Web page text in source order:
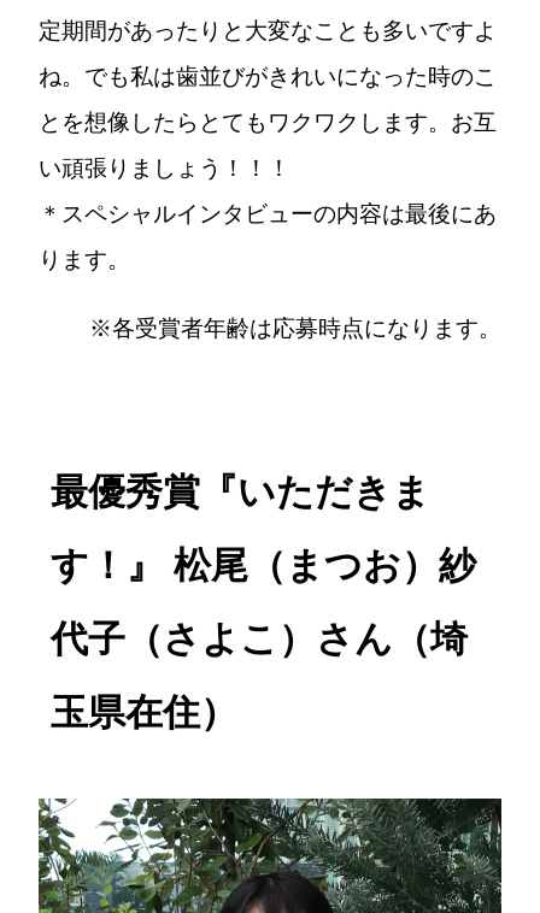
定期間があったりと大変なことも多いですよ
ね。でも私は歯並びがきれいになった時のこ
とを想像したらとてもワクワクします。お互
い頑張りましょう！！！
＊スペシャルインタビューの内容は最後にあ
ります。
※各受賞者年齢は応募時点になります。
最優秀賞『いただきま
す！』 松尾（まつお）紗
代子（さよこ）さん（埼
玉県在住）